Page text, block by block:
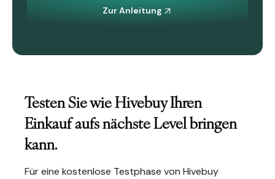
Zur Anleitung
Testen Sie wie Hivebuy Ihren
Einkauf aufs nächste Level bringen
kann.
Für eine kostenlose Testphase von Hivebuy